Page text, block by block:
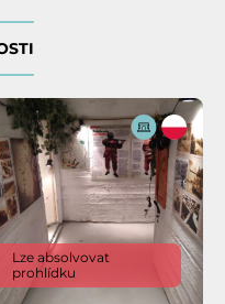
Lze absolvovat
prohlídku